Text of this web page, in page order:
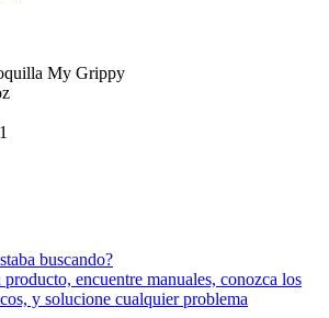
My Grippy
buscando?
encuentre manuales, conozca los
y solucione cualquier problema